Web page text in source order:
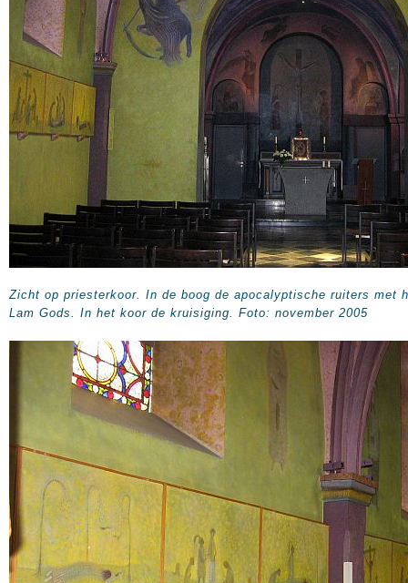
Zicht op priesterkoor. In de boog de apocalyptische ruiters met
Lam Gods. In het koor de kruisiging. Foto: november 2005